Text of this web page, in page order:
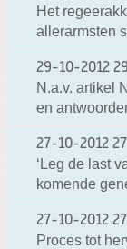
Het
allerarmsten
29-10-2012
N.a.v. artikel
en
27-10-2012
‘Leg de last
komende
27-10-2012
Proces tot